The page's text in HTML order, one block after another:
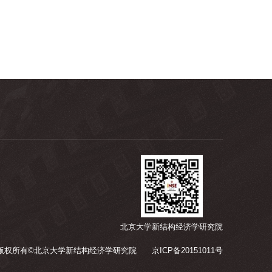
北京大学新结构经济学研究院
权所有©北京大学新结构经济学研究院 京ICP备20151011号